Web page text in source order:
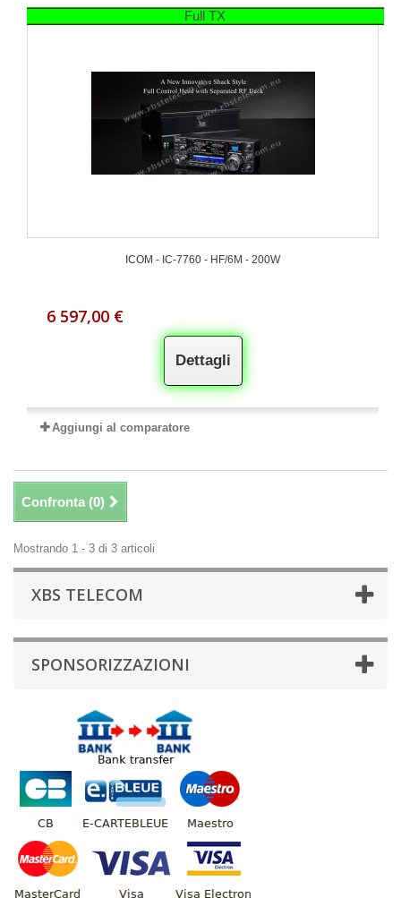
Full TX
ICOM - IC-7760 - HF/6M - 200W
6 597,00 €
Dettagli
Aggiungi al comparatore
Confronta (0)
Mostrando 1 - 3 di 3 articoli
XBS TELECOM
SPONSORIZZAZIONI